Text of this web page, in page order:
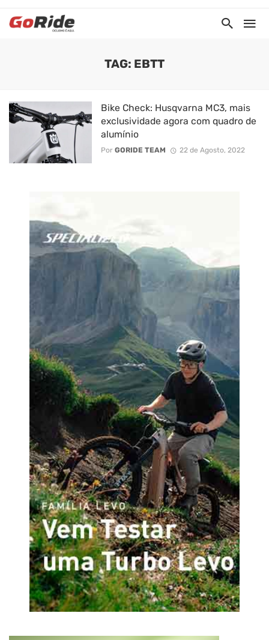
TAG: EBTT
Bike Check: Husqvarna MC3, mais
exclusividade agora com quadro de
alumínio
Por GORIDE TEAM 22 de Agosto, 2022